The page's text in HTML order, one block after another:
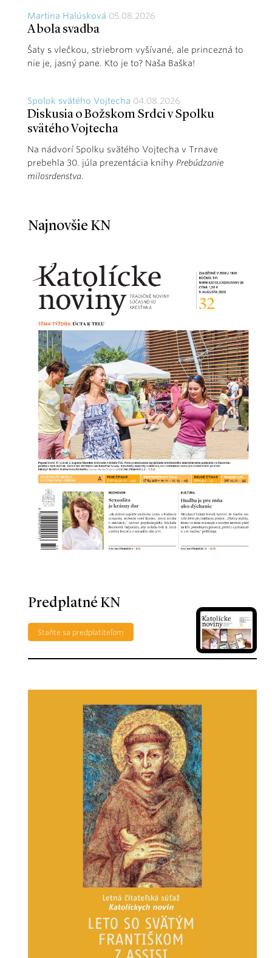
Martina Halúsková 05.08.2026
A bola svadba
Šaty s vlečkou, striebrom vyšívané, ale princezná to
nie je, jasný pane. Kto je to? Naša Baška!
Spolok svätého Vojtecha 04.08.2026
Diskusia o Božskom Srdci v Spolku
svätého Vojtecha
Na nádvorí Spolku svätého Vojtecha v Trnave
prebehla 30. júla prezentácia knihy Prebúdzanie
milosrdenstva.
Najnovšie KN
Predplatné KN
Staňte sa predplatiteľom